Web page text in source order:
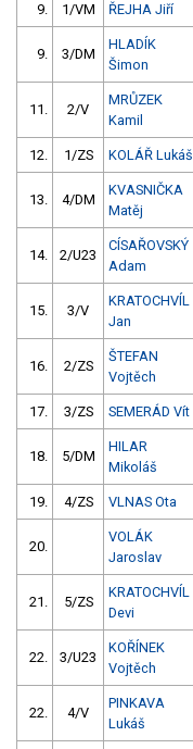
9. 1/VM ŘEJHA Jiří
9. 3/DM
HLADÍK
Šimon
11. 2/V
MRŮZEK
Kamil
12. 1/ZS KOLÁŘ Lukáš
13. 4/DM
KVASNIČKA
Matěj
14. 2/U23
CÍSAŘOVSKÝ
Adam
15. 3/V
KRATOCHVÍL
Jan
16. 2/ZS
ŠTEFAN
Vojtěch
17. 3/ZS SEMERÁD Vít
18. 5/DM
HILAR
Mikoláš
19. 4/ZS VLNAS Ota
20.
VOLÁK
Jaroslav
21. 5/ZS
KRATOCHVÍL
Devi
22. 3/U23
KOŘÍNEK
Vojtěch
22. 4/V
PINKAVA
Lukáš